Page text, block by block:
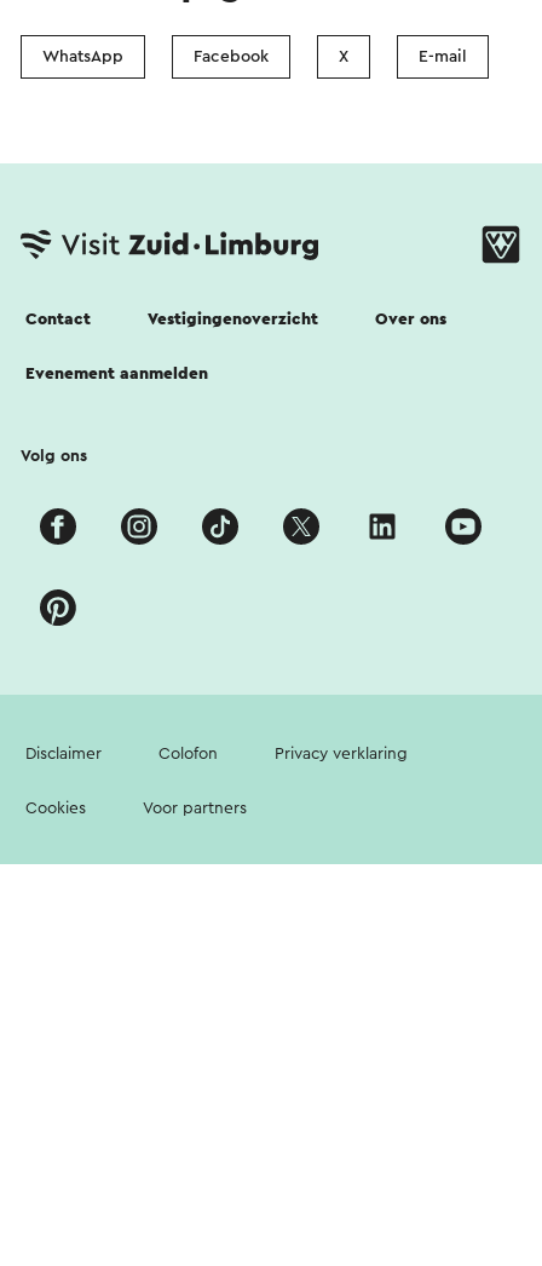
WhatsApp Facebook X E-mail
Contact Vestigingenoverzicht Over ons
Evenement aanmelden
Volg ons
Disclaimer Colofon Privacy verklaring
Cookies Voor partners